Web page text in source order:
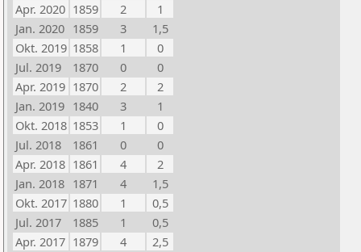
Apr. 2020 1859 2
1
Jan. 2020 1859 3
1,5
Okt. 2019 1858 1
0
Jul. 2019
1870 0
0
Apr. 2019 1870 2
2
Jan. 2019 1840 3
1
Okt. 2018 1853 1
0
Jul. 2018
1861 0
0
Apr. 2018 1861 4
2
Jan. 2018 1871 4
1,5
Okt. 2017 1880 1
0,5
Jul. 2017
1885 1
0,5
Apr. 2017 1879 4
2,5